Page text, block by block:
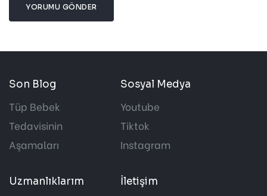
YORUMU GÖNDER
Son Blog
Tüp Bebek
Tedavisinin
Aşamaları
Sosyal Medya
Youtube
Tiktok
Instagram
Uzmanlıklarım İletişim